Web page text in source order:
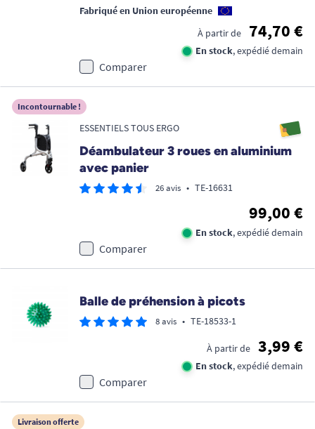
Fabriqué en Union européenne
À partir de
74,70 €
En stock, expédié demain
Comparer
Incontournable !
ESSENTIELS TOUS ERGO
Déambulateur 3 roues en aluminium
avec panier
26 avis • TE-16631
99,00 €
En stock, expédié demain
Comparer
Balle de préhension à picots
8 avis • TE-18533-1
À partir de 3,99 €
En stock, expédié demain
Comparer
Livraison offerte